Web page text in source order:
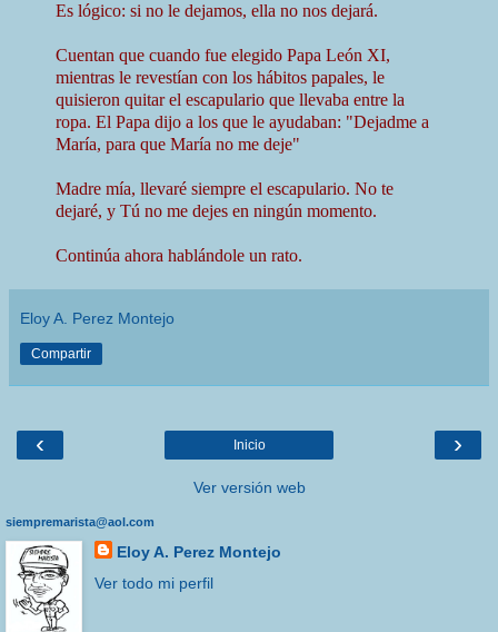
Es lógico: si no le dejamos, ella no nos dejará.
Cuentan que cuando fue elegido Papa León XI,
mientras le revestían con los hábitos papales, le
quisieron quitar el escapulario que llevaba entre la
ropa. El Papa dijo a los que le ayudaban: "Dejadme a
María, para que María no me deje"
Madre mía, llevaré siempre el escapulario. No te
dejaré, y Tú no me dejes en ningún momento.
Continúa ahora hablándole un rato.
Eloy A. Perez Montejo
Compartir
‹ ›
Inicio
Ver versión web
siempremarista@aol.com
Eloy A. Perez Montejo
Ver todo mi perfil